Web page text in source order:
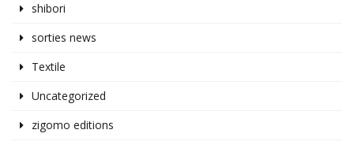
shibori
sorties news
Textile
Uncategorized
zigomo editions